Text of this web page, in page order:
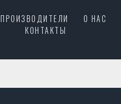
ПРОИЗВОДИТЕЛИ О НАС
КОНТАКТЫ